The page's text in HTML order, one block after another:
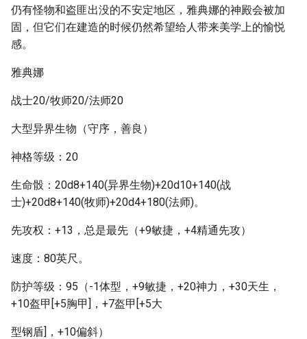
仍有怪物和盗匪出没的不安定地区，雅典娜的神殿会被加
固，但它们在建造的时候仍然希望给人带来美学上的愉悦
感。
雅典娜
战士20/牧师20/法师20
大型异界生物（守序，善良）
神格等级：20
生命骰：20d8+140(异界生物)+20d10+140(战
士)+20d8+140(牧师)+20d4+180(法师)。
先攻权：+13，总是最先（+9敏捷，+4精通先攻）
速度：80英尺。
防护等级：95（-1体型，+9敏捷，+20神力，+30天生，
+10盔甲[+5胸甲]，+7盔甲[+5大
型钢盾]，+10偏斜）